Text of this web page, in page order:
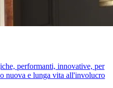
performanti, innovative, per
nuova e lunga vita all'involucro